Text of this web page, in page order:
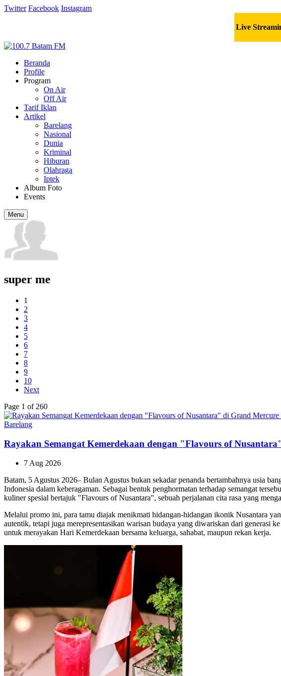
Twitter Facebook Instagram
Live
Beranda
Profile
Program
On Air
Off Air
Tarif Iklan
Artikel
Barelang
Nasional
Dunia
Kriminal
Hiburan
Olahraga
Iptek
Album Foto
Events
Menu
super me
1
2
3
4
5
6
7
8
9
10
Next
Page 1 of 260
Barelang
Rayakan Semangat Kemerdekaan dengan "Flavours of
7 Aug 2026
Batam, 5 Agustus 2026– Bulan Agustus bukan sekadar penanda bertambahnya usia
Indonesia dalam keberagaman. Sebagai bentuk penghormatan terhadap semangat
kuliner spesial bertajuk "Flavours of Nusantara", sebuah perjalanan cita rasa yang
Melalui promo ini, para tamu diajak menikmati hidangan-hidangan ikonik Nusantara
autentik, tetapi juga merepresentasikan warisan budaya yang diwariskan dari
untuk merayakan Hari Kemerdekaan bersama keluarga, sahabat, maupun rekan kerja.